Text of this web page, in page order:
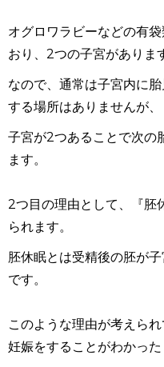
オグロワラビーなどの有
おり、2つの子宮がありま
なので、通常は子宮内に
する場所はありませんが、
子宮が2つあることで次の
ます。
2つ目の理由として、『胚
られます。
胚休眠とは受精後の胚が
です。
このような理由が考えら
妊娠をすることがわかった